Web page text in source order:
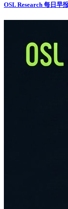
OSL Research 每日早